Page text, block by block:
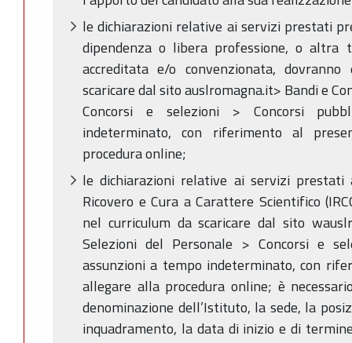
le dichiarazioni relative ai servizi prestati
dipendenza o libera professione, o
accreditata e/o convenzionata,
scaricare dal sito auslromagna.it> Bandi e
Concorsi e selezioni > Concorsi
indeterminato, con riferimento al
procedura online;
le dichiarazioni relative ai servizi
Ricovero e Cura a Carattere Scientifico
nel curriculum da scaricare dal sito
Selezioni del Personale > Concorsi e
assunzioni a tempo indeterminato, con
allegare alla procedura online; è
denominazione dell’Istituto, la sede, la
inquadramento, la data di inizio e di